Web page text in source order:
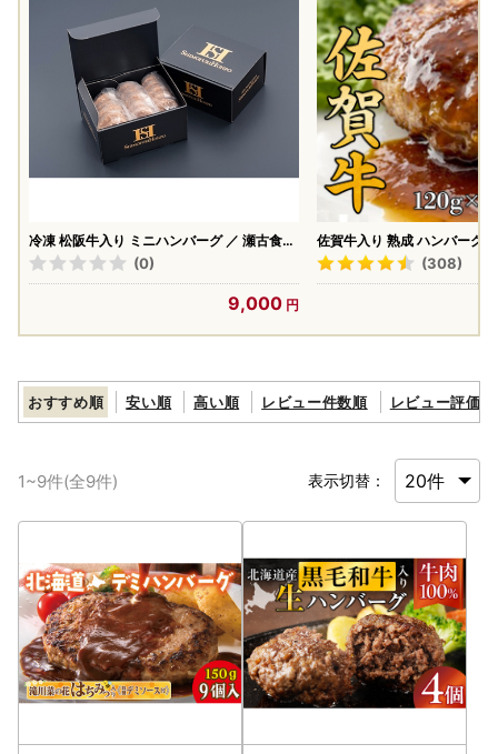
冷凍 松阪牛入り ミニハンバーグ ／ 瀬古食品
ふるさと納税 牛肉 松阪肉 名産 ブランド 霜
ふり本舗 牛肉 お肉 肉 和牛 黒毛和牛 国産 国
産牛 松阪牛 ブランド牛 ご自宅用 家庭用 ギ
フト 贈答用 産地直送 松阪 牛 三重県 大台町
(0)
9,000
佐賀牛入り 熟成 ハンバーグ
179-J1885
(308)
おすすめ順 安い順 高い順 レビュー件数順 レビュー評価順
1~9件(全9件) 表示切替：